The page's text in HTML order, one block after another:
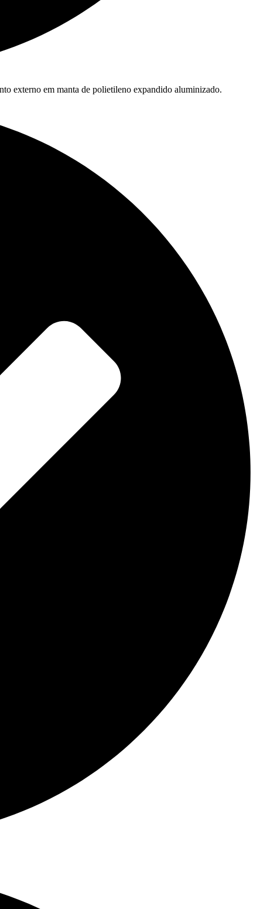
externo em manta de polietileno expandido aluminizado.